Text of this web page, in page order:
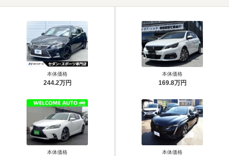
本体価格
244.2万円
本体価格
本体価格
169.8万円
本体価格